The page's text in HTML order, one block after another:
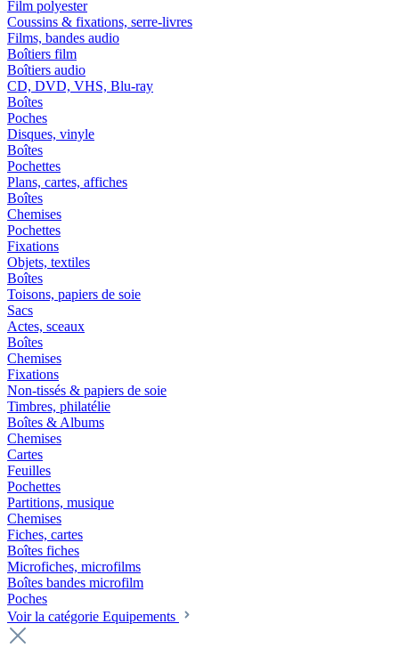
Film polyester
Coussins & fixations, serre-livres
Films, bandes audio
Boîtiers film
Boîtiers audio
CD, DVD, VHS, Blu-ray
Boîtes
Poches
Disques, vinyle
Boîtes
Pochettes
Plans, cartes, affiches
Boîtes
Chemises
Pochettes
Fixations
Objets, textiles
Boîtes
Toisons, papiers de soie
Sacs
Actes, sceaux
Boîtes
Chemises
Fixations
Non-tissés & papiers de soie
Timbres, philatélie
Boîtes & Albums
Chemises
Cartes
Feuilles
Pochettes
Partitions, musique
Chemises
Fiches, cartes
Boîtes fiches
Microfiches, microfilms
Boîtes bandes microfilm
Poches
Voir la catégorie Equipements